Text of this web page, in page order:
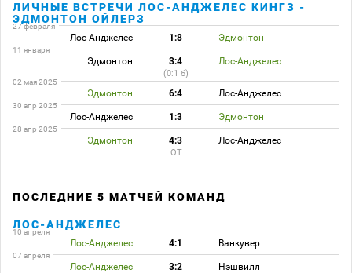
ЛИЧНЫЕ ВСТРЕЧИ ЛОС-АНДЖЕЛЕС КИНГЗ -
ЭДМОНТОН ОЙЛЕРЗ
27 февраля
Лос-Анджелес 1:8 Эдмонтон
11 января
Эдмонтон 3:4 Лос-Анджелес
(0:1 б)
02 мая 2025
Эдмонтон 6:4 Лос-Анджелес
30 апр 2025
Лос-Анджелес 1:3 Эдмонтон
28 апр 2025
Эдмонтон 4:3 Лос-Анджелес
ОТ
ПОСЛЕДНИЕ 5 МАТЧЕЙ КОМАНД
ЛОС-АНДЖЕЛЕС
10 апреля
Лос-Анджелес 4:1 Ванкувер
07 апреля
Лос-Анджелес 3:2 Нэшвилл